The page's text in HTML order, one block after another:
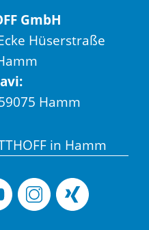
GmbH
Hüserstraße
Hamm